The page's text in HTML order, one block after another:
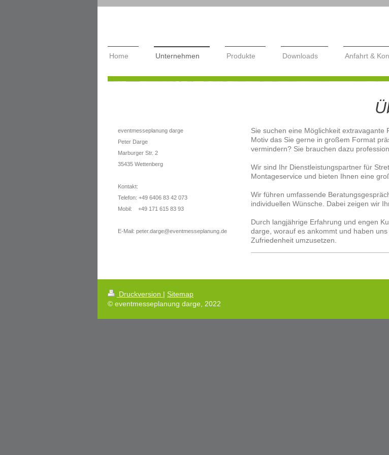
Home Unternehmen Produkte Downloads Anfahrt &
Sie suchen eine Möglichkeit
Motiv das Sie gerne in großem Format
vermindern? Sie brauchen dazu
Wir sind Ihr Dienstleistungspartner für
Montageservice und bieten Ihnen eine
Wir führen umfassende
individuellen Wünsche. Dabei zeigen wir
Durch langjährige Erfahrung und engen
darge, worauf es ankommt und haben
Zufriedenheit umzusetzen.
eventmesseplanung darge
Peter Darge
Marburger Str. 2
35435 Wettenberg
Kontakt:
Telefon: +49 6406 83 42 073
Mobil: +49 171 615 83 93
E-Mail: peter.darge@eventmesseplanung.de
Druckversion | Sitemap
© eventmesseplanung darge, 2022